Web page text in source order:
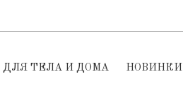
ДЛЯ ТЕЛА И ДОМА НОВИНКИ